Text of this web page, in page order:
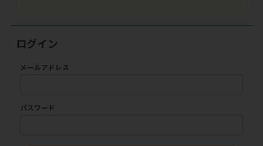
ログイン
メールアドレス
パスワード